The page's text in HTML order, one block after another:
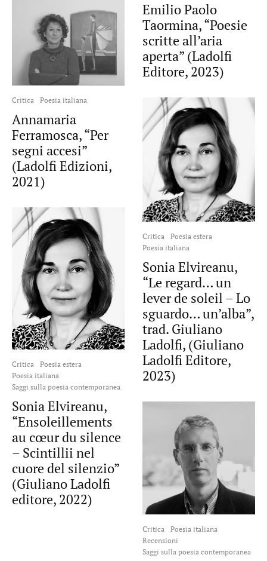
Critica Poesia italiana
Annamaria
Ferramosca, “Per
segni accesi”
(Ladolfi Edizioni,
2021)
Critica
Poesia estera
Poesia italiana
Saggi sulla poesia contemporanea
Sonia Elvireanu,
“Ensoleillements
au cœur du silence
– Scintillii nel
cuore del silenzio”
(Giuliano Ladolfi
editore, 2022)
Emilio Paolo
Taormina, “Poesie
scritte all’aria
aperta” (Ladolfi
Editore, 2023)
Critica
Poesia estera
Poesia italiana
Sonia Elvireanu,
“Le regard… un
lever de soleil – Lo
sguardo… un’alba”,
trad. Giuliano
Ladolfi, (Giuliano
Ladolfi Editore,
2023)
Critica
Poesia italiana
Recensioni
Saggi sulla poesia contemporanea